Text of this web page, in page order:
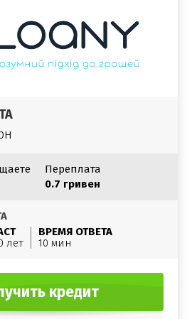
Переплата
0.7 гривен
лет
ВРЕМЯ ОТВЕТА
10 мин
кредит